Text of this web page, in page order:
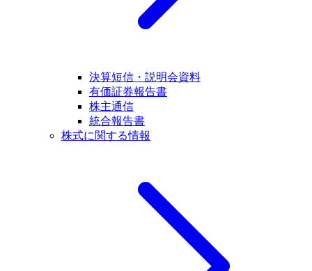
決算短信・説明会資料
有価証券報告書
株主通信
統合報告書
株式に関する情報